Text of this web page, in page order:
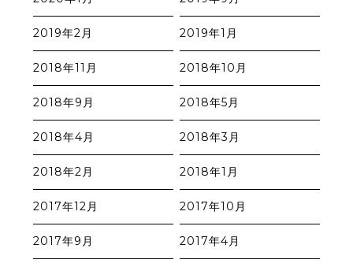
2019年2月 2019年1月
2018年11月 2018年10月
2018年9月 2018年5月
2018年4月 2018年3月
2018年2月 2018年1月
2017年12月 2017年10月
2017年9月 2017年4月